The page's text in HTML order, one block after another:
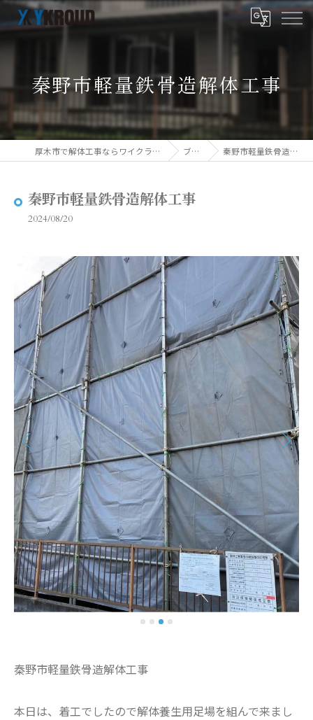
秦野市軽量鉄骨造解体工事
厚木市で解体工事ならワイクラウド株式会社 ブログ 秦野市軽量鉄骨造解体工事
秦野市軽量鉄骨造解体工事
2024/08/20
秦野市軽量鉄骨造解体工事
本日は、着工でしたので解体養生用足場を組んで来まし